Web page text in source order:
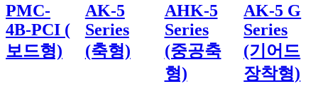
PMC-
4B-PCI (
보드형)
AK-5
Series
(축형)
AHK-5
Series
(중공축
형)
AK-5 G
Series
(기어드
장착형)